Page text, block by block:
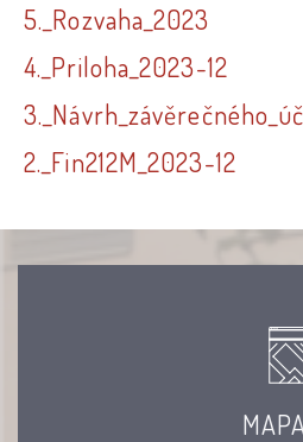
5._Rozvaha_2023
4._Priloha_2023-12
2._Fin212M_2023-12